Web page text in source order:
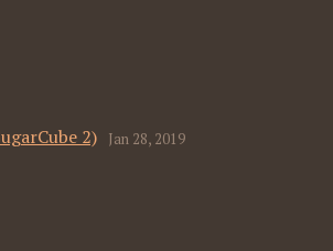
2) Jan 28, 2019